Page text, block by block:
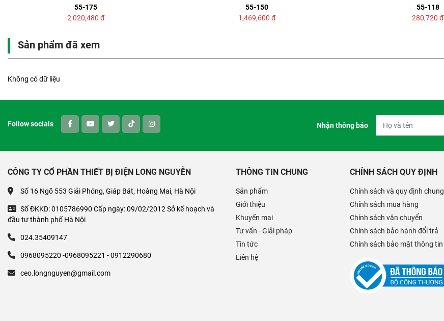
55-175
2,020,480 đ
55-150
1,469,600 đ
55-118
280,720 đ
Sản phẩm đã xem
Không có dữ liệu
Follow socials Nhận thông báo
CÔNG TY CỔ PHẦN THIẾT BỊ ĐIỆN LONG NGUYỄN
Số 16 Ngõ 553 Giải Phóng, Giáp Bát, Hoàng Mai, Hà Nội
Số ĐKKD: 0105786990 Cấp ngày: 09/02/2012 Sở kế hoạch và
đầu tư thành phố Hà Nội
024.35409147
0968095220 -0968095221 - 0912290680
ceo.longnguyen@gmail.com
THÔNG TIN CHUNG
Sản phẩm
Giới thiệu
Khuyến mại
Tư vấn - Giải pháp
Tin tức
Liên hệ
CHÍNH SÁCH QUY ĐỊNH
Chính sách và quy định chung
Chính sách mua hàng
Chính sách vận chuyển
Chính sách bảo hành đổi trả
Chính sách bảo mật thông tin